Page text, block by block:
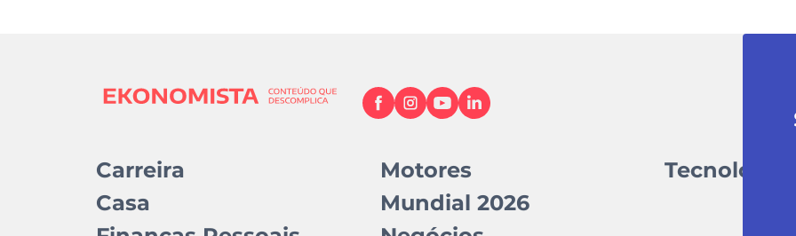
Carreira
Casa
Motores
Mundial 2026
Tecnologia